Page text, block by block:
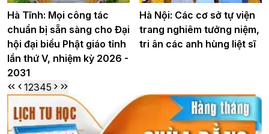
Hà Tĩnh: Mọi công tác
chuẩn bị sẵn sàng cho Đại
hội đại biểu Phật giáo tỉnh
lần thứ V, nhiệm kỳ 2026 -
2031
Hà Nội: Các cơ sở tự viện
trang nghiêm tưởng niệm,
tri ân các anh hùng liệt sĩ
12345